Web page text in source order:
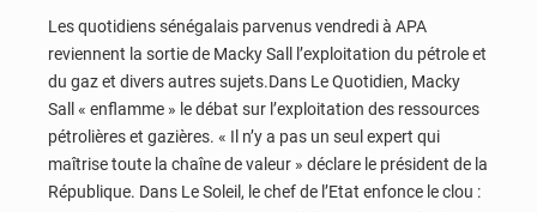
Les quotidiens sénégalais parvenus vendredi à APA
reviennent la sortie de Macky Sall l’exploitation du pétrole et
du gaz et divers autres sujets.Dans Le Quotidien, Macky
Sall « enflamme » le débat sur l’exploitation des ressources
pétrolières et gazières. « Il n’y a pas un seul expert qui
maîtrise toute la chaîne de valeur » déclare le président de la
République. Dans Le Soleil, le chef de l’Etat enfonce le clou :